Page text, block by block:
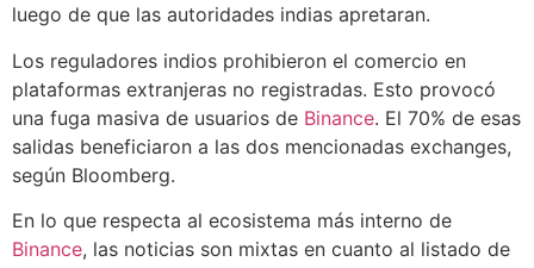
luego de que las autoridades indias apretaran.
Los reguladores indios prohibieron el comercio en
plataformas extranjeras no registradas. Esto provocó
una fuga masiva de usuarios de Binance. El 70% de esas
salidas beneficiaron a las dos mencionadas exchanges,
según Bloomberg.
En lo que respecta al ecosistema más interno de
Binance, las noticias son mixtas en cuanto al listado de